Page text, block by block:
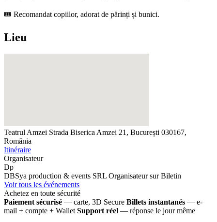
🎟 Recomandat copiilor, adorat de părinți și bunici.
Lieu
Teatrul Amzei Strada Biserica Amzei 21, București 030167,
România
Itinéraire
Organisateur
Dp
DBSya production & events SRL Organisateur sur Biletin
Voir tous les événements
Achetez en toute sécurité
Paiement sécurisé — carte, 3D Secure Billets instantanés — e-
mail + compte + Wallet Support réel — réponse le jour même